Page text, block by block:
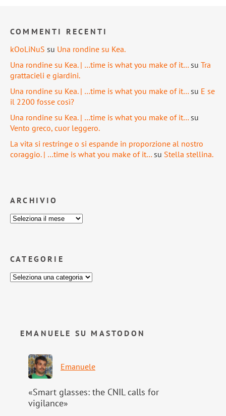
COMMENTI RECENTI
kOoLiNuS su Una rondine su Kea.
Una rondine su Kea. | …time is what you make of it… su Tra
grattacieli e giardini.
Una rondine su Kea. | …time is what you make of it… su E se
il 2200 fosse così?
Una rondine su Kea. | …time is what you make of it… su
Vento greco, cuor leggero.
La vita si restringe o si espande in proporzione al nostro
coraggio. | …time is what you make of it… su Stella stellina.
ARCHIVIO
CATEGORIE
EMANUELE SU MASTODON
Emanuele
«Smart glasses: the CNIL calls for
vigilance»